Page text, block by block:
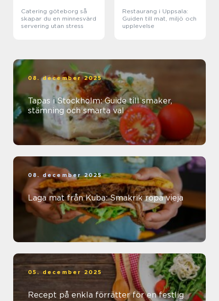
Catering göteborg så
skapar du en minnesvärd
servering utan stress
Restaurang i Uppsala:
Guiden till mat, miljö och
upplevelse
08. december 2025
Tapas i Stockholm: Guide till smaker,
stämning och smarta val
08. december 2025
Laga mat från Kuba: Smakrik ropa vieja
05. december 2025
Recept på enkla förrätter för en festlig